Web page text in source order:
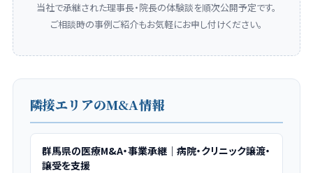
当社で承継された理事長・院長の体験談を順次公開予定です。
ご相談時の事例ご紹介もお気軽にお申し付けください。
隣接エリアのM&A情報
群馬県の医療M&A・事業承継｜病院・クリニック譲渡・
譲受を支援